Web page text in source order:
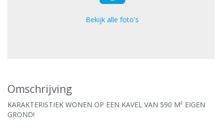
Bekijk alle foto's
Omschrijving
KARAKTERISTIEK WONEN OP EEN KAVEL VAN 590 M² EIGEN
GROND!